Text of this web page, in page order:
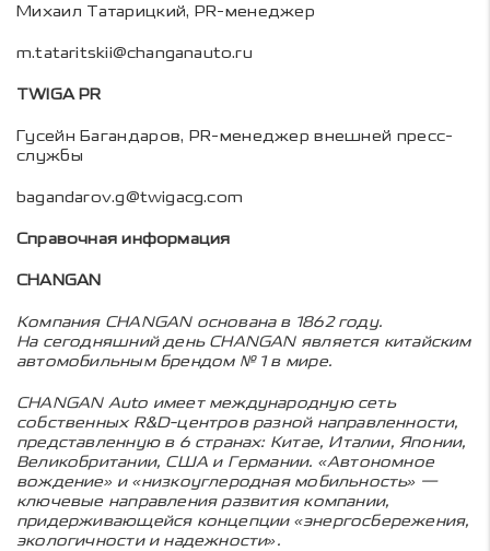
Михаил Татарицкий, PR-менеджер
m.tataritskii@changanauto.ru
TWIGA PR
Гусейн Багандаров, PR-менеджер внешней пресс-
службы
bagandarov.g@twigacg.com
Справочная информация
CHANGAN
Компания CHANGAN основана в 1862 году.
На сегодняшний день CHANGAN является китайским
автомобильным брендом № 1 в мире.
CHANGAN Auto имеет международную сеть
собственных R&D-центров разной направленности,
представленную в 6 странах: Китае, Италии, Японии,
Великобритании, США и Германии. «Автономное
вождение» и «низкоуглеродная мобильность» —
ключевые направления развития компании,
придерживающейся концепции «энергосбережения,
экологичности и надежности».